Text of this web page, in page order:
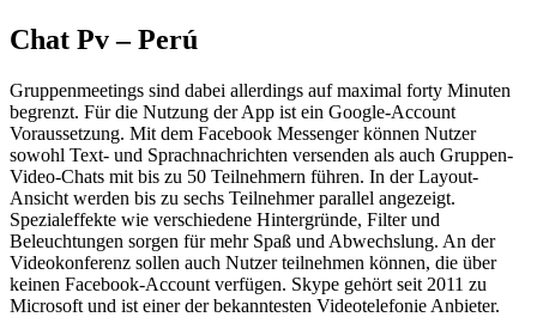
Chat Pv – Perú
Gruppenmeetings sind dabei allerdings auf maximal forty Minuten
begrenzt. Für die Nutzung der App ist ein Google-Account
Voraussetzung. Mit dem Facebook Messenger können Nutzer
sowohl Text- und Sprachnachrichten versenden als auch Gruppen-
Video-Chats mit bis zu 50 Teilnehmern führen. In der Layout-
Ansicht werden bis zu sechs Teilnehmer parallel angezeigt.
Spezialeffekte wie verschiedene Hintergründe, Filter und
Beleuchtungen sorgen für mehr Spaß und Abwechslung. An der
Videokonferenz sollen auch Nutzer teilnehmen können, die über
keinen Facebook-Account verfügen. Skype gehört seit 2011 zu
Microsoft und ist einer der bekanntesten Videotelefonie Anbieter.